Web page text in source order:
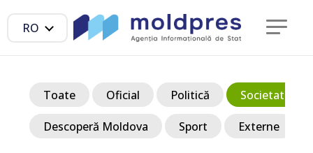
RO
Toate Oficial Politică Societate
Descoperă Moldova Sport Externe